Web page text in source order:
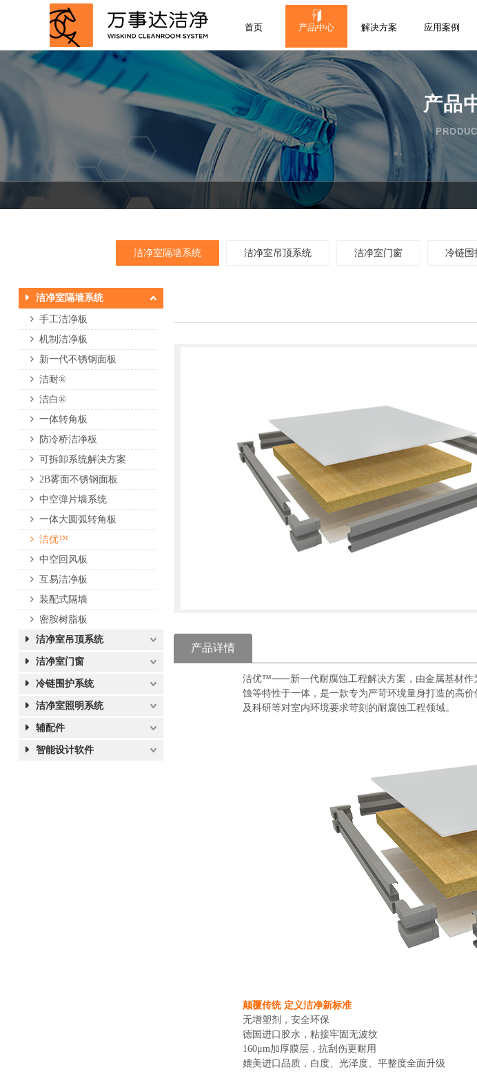
首页 产品中心 解决方案 应用案例
产品
洁净室隔墙系统 洁净室吊顶系统 洁净室门窗 冷链围
洁净室隔墙系统
手工洁净板
机制洁净板
新一代不锈钢面板
洁耐®
洁白®
一体转角板
防冷桥洁净板
可拆卸系统解决方案
2B雾面不锈钢面板
中空弹片墙系统
一体大圆弧转角板
洁优™
中空回风板
互易洁净板
装配式隔墙
密胺树脂板
洁净室吊顶系统
洁净室门窗
冷链围护系统
洁净室照明系统
辅配件
智能设计软件
产品详情
洁优™⸺新一代耐腐蚀工程解决方案，由金属基材作
蚀等特性于一体，是一款专为严苛环境量身打造的高
及科研等对室内环境要求苛刻的耐腐蚀工程领域。
颠覆传统 定义洁净新标准
无增塑剂，安全环保
德国进口胶水，粘接牢固无波纹
160μm加厚膜层，抗刮伤更耐用
媲美进口品质，白度、光泽度、平整度全面升级